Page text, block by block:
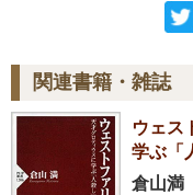
関連書籍・雑誌
ウェス
学ぶ「
倉山満